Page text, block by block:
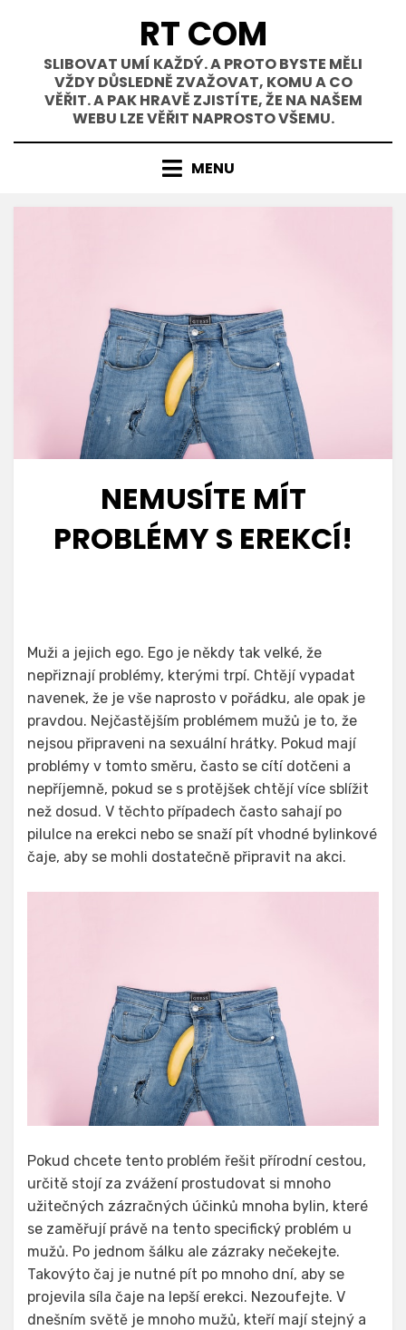
obsahu
RT COM
SLIBOVAT UMÍ KAŽDÝ. A PROTO BYSTE MĚLI
VŽDY DŮSLEDNĚ ZVAŽOVAT, KOMU A CO
VĚŘIT. A PAK HRAVĚ ZJISTÍTE, ŽE NA NAŠEM
WEBU LZE VĚŘIT NAPROSTO VŠEMU.
MENU
NEMUSÍTE MÍT
PROBLÉMY S EREKCÍ!
Muži a jejich ego. Ego je někdy tak velké, že
nepřiznají problémy, kterými trpí. Chtějí vypadat
navenek, že je vše naprosto v pořádku, ale opak je
pravdou. Nejčastějším problémem mužů je to, že
nejsou připraveni na sexuální hrátky. Pokud mají
problémy v tomto směru, často se cítí dotčeni a
nepříjemně, pokud se s protějšek chtějí více sblížit
než dosud. V těchto případech často sahají po
pilulce na erekci nebo se snaží pít vhodné bylinkové
čaje, aby se mohli dostatečně připravit na akci.
Pokud chcete tento problém řešit přírodní cestou,
určitě stojí za zvážení prostudovat si mnoho
užitečných zázračných účinků mnoha bylin, které
se zaměřují právě na tento specifický problém u
mužů. Po jednom šálku ale zázraky nečekejte.
Takovýto čaj je nutné pít po mnoho dní, aby se
projevila síla čaje na lepší erekci. Nezoufejte. V
dnešním světě je mnoho mužů, kteří mají stejný a